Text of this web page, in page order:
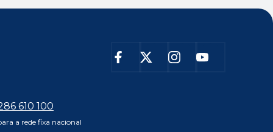
610 100
a rede fixa nacional